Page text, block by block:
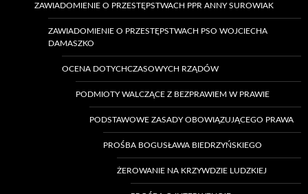
ZAWIADOMIENIE O PRZESTĘPSTWACH PPR ANNY SUROWIAK
ZAWIADOMIENIE O PRZESTĘPSTWACH PSO WOJCIECHA
DAMASZKO
OCENA DOTYCHCZASOWYCH RZĄDÓW
PODMIOTY WALCZĄCE Z BEZPRAWIEM W PRAWIE
PODSTAWOWE ZASADY OBOWIĄZUJĄCEGO PRAWA
PROŚBA BOGUSŁAWA BIEDRZYŃSKIEGO
ŻEROWANIE NA KRZYWDZIE LUDZKIEJ